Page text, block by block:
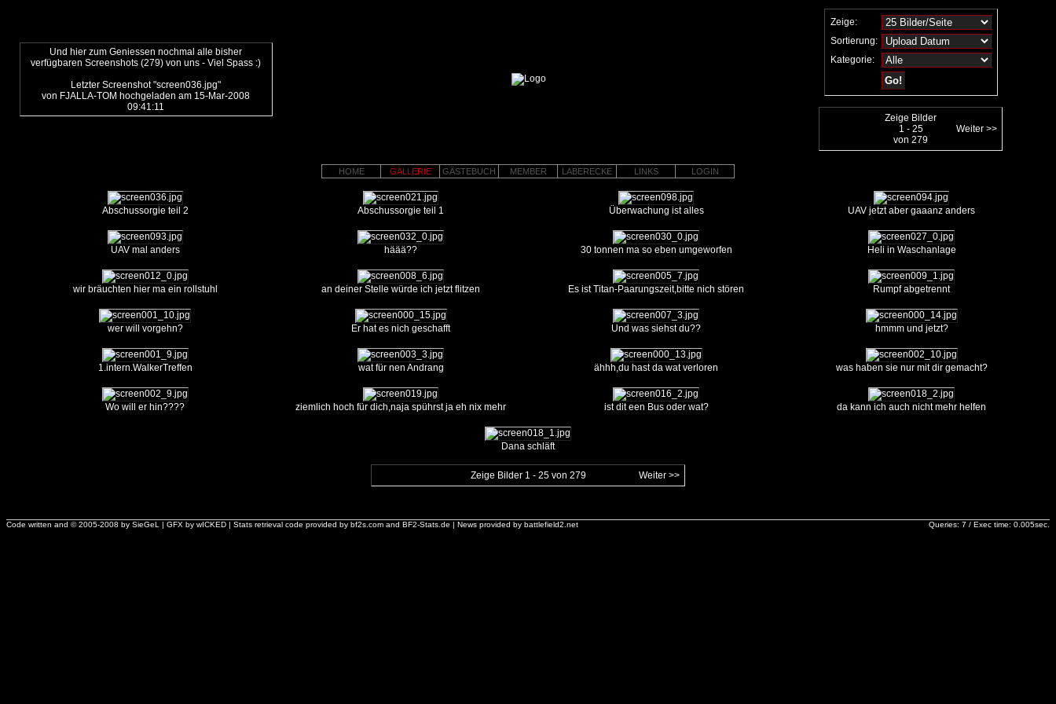
Und hier zum Geniessen nochmal alle bisher
verfügbaren Screenshots (279) von uns - Viel Spass :)
Letzter Screenshot "screen036.jpg"
von FJALLA-TOM hochgeladen am 15-Mar-2008
09:41:11
Zeige:
Sortierung:
Kategorie:
Zeige Bilder
1 - 25
von 279
Weiter >>
HOME GALLERIE GÄSTEBUCH MEMBER LABERECKE LINKS LOGIN
Abschussorgie teil 2 Abschussorgie teil 1 Überwachung ist alles UAV jetzt aber gaaanz anders
UAV mal anders häää?? 30 tonnen ma so eben umgeworfen Heli in Waschanlage
wir bräuchten hier ma ein rollstuhl an deiner Stelle würde ich jetzt flitzen Es ist Titan-Paarungszeit,bitte nich stören Rumpf abgetrennt
wer will vorgehn? Er hat es nich geschafft Und was siehst du?? hmmm und jetzt?
1.intern.WalkerTreffen wat für nen Andrang ähhh,du hast da wat verloren was haben sie nur mit dir gemacht?
Wo will er hin???? ziemlich hoch für dich,naja spührst ja eh nix mehr ist dit een Bus oder wat? da kann ich auch nicht mehr helfen
Dana schläft
Zeige Bilder 1 - 25 von 279 Weiter >>
Code written and © 2005-2008 by SieGeL | GFX by wICKED | Stats retrieval code provided by bf2s.com and BF2-Stats.de | News provided by battlefield2.net Queries: 7 / Exec time: 0.005sec.